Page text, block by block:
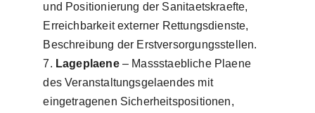
und Positionierung der Sanitaetskraefte,
Erreichbarkeit externer Rettungsdienste,
Beschreibung der Erstversorgungsstellen.
Lageplaene– Massstaebliche Plaene
des Veranstaltungsgelaendes mit
eingetragenen Sicherheitspositionen,